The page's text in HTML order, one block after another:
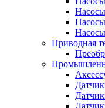
Приводная